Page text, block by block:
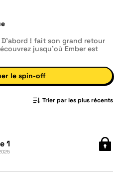
! fait son grand retour
jusqu’où Ember est
le spin-off
Trier par les plus récents
1